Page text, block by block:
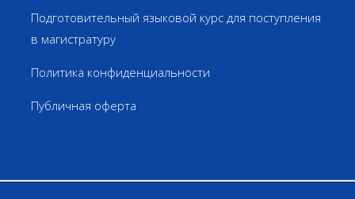
Подготовительный языковой курс для поступления
в магистратуру
Политика конфиденциальности
Публичная оферта